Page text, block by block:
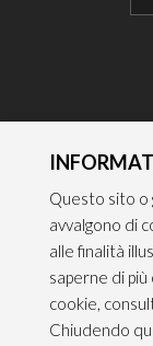
Questo sito o
avvalgono di
alle finalità
saperne di
cookie,
Chiudendo